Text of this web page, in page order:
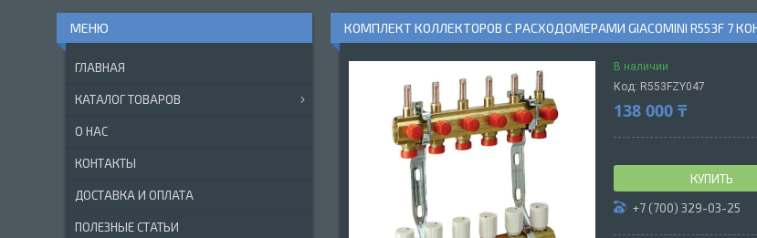
КОМПЛЕКТ КОЛЛЕКТОРОВ С РАСХОДОМЕРАМИ GIACOMINI R553F 7
В наличии
Код: R553FZY047
138 000 ₸
КУПИТЬ
+7 (700) 329-03-25
ГЛАВНАЯ
КАТАЛОГ ТОВАРОВ
О НАС
КОНТАКТЫ
ДОСТАВКА И ОПЛАТА
ПОЛЕЗНЫЕ СТАТЬИ